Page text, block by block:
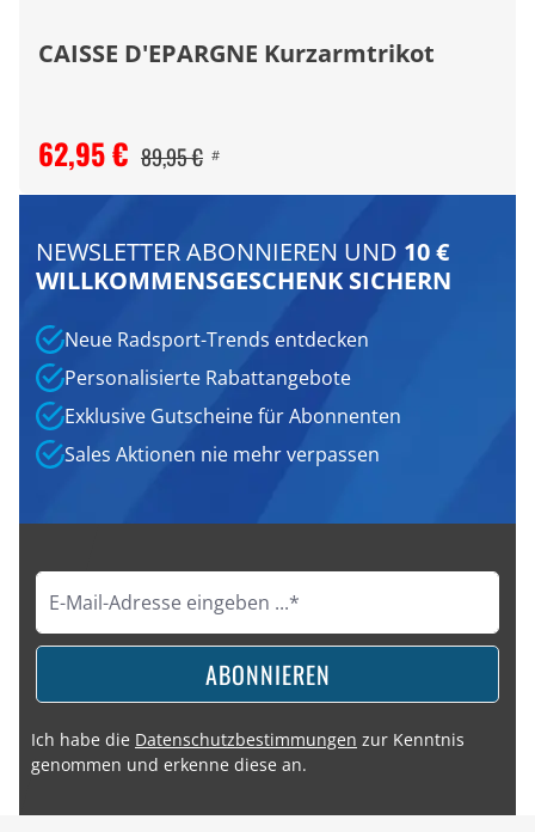
CAISSE D'EPARGNE Kurzarmtrikot
62,95 € 89,95 € #
NEWSLETTER ABONNIEREN UND 10 €
WILLKOMMENSGESCHENK SICHERN
Neue Radsport-Trends entdecken
Personalisierte Rabattangebote
Exklusive Gutscheine für Abonnenten
Sales Aktionen nie mehr verpassen
ABONNIEREN
Ich habe die Datenschutzbestimmungen zur Kenntnis
genommen und erkenne diese an.